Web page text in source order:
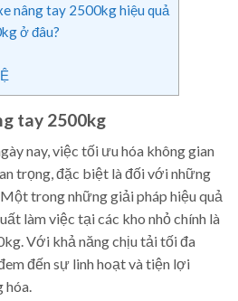
nâng tay 2500kg hiệu quả
ở đâu?
tay 2500kg
nay, việc tối ưu hóa không gian
trọng, đặc biệt là đối với những
trong những giải pháp hiệu quả
làm việc tại các kho nhỏ chính là
Với khả năng chịu tải tối đa
đến sự linh hoạt và tiện lợi
hóa.